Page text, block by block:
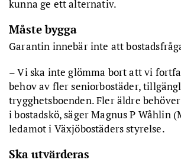
kunna ge ett alternativ.
Måste bygga
Garantin innebär inte att
– Vi ska inte glömma bort att vi
behov av fler seniorbostäder,
trygghetsboenden. Fler äldre
i bostadskö, säger Magnus P Wåhlin
ledamot i Växjöbostäders styrelse.
Ska utvärderas